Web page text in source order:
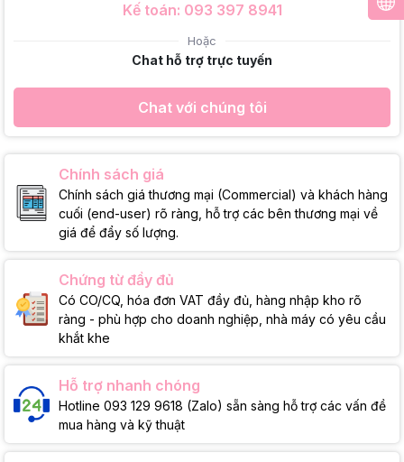
Kế toán: 093 397 8941
Hoặc
Chat hỗ trợ trực tuyến
Chat với chúng tôi
Chính sách giá
Chính sách giá thương mại (Commercial) và khách hàng
cuối (end-user) rõ ràng, hỗ trợ các bên thương mại về
giá để đẩy số lượng.
Chứng từ đầy đủ
Có CO/CQ, hóa đơn VAT đầy đủ, hàng nhập kho rõ
ràng - phù hợp cho doanh nghiệp, nhà máy có yêu cầu
khắt khe
Hỗ trợ nhanh chóng
Hotline 093 129 9618 (Zalo) sẵn sàng hỗ trợ các vấn đề
mua hàng và kỹ thuật